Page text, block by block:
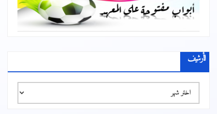
الأرشيف
الأرشيف